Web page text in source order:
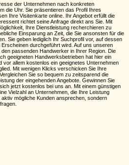
der Unternehmen nach konkreten
die Uhr. Sie präsentieren das Profil Ihres
Ihre Visitenkarte online. Ihr Angebot erfüllt die
richtet seine Anfrage direkt ans Sie. Mit
Ihre Dienstleistung recherchieren zu
Einsparung an Zeit, die Sie ansonsten für die
Sie geben lediglich Ihr Suchprofil vor, auf dessen
durchgeführt wird. Auf uns unseren
passenden Handwerker in Ihrer Region. Die
geeigneten Handwerksbetrieben hat hier ein
vor allem kostenlos ein geeignetes Unternehmen
Mit wenigen Klicks verschicken Sie Ihre
Sie so bequem zu zeitsparend die
der eingehenden Angebote. Gewinnen Sie
jetzt kostenlos bei uns an. Mit einem günstigen
Vielzahl an Unternehmen, die Ihre Leistung
mögliche Kunden ansprechen, sondern